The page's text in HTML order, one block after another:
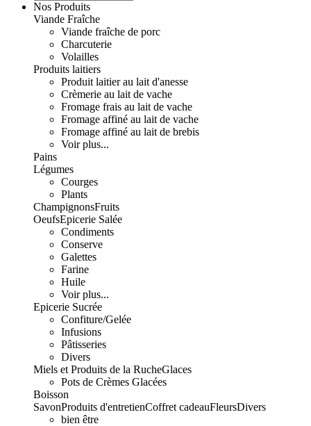
Nos Produits
Viande Fraîche
Viande fraîche de porc
Charcuterie
Volailles
Produits laitiers
Produit laitier au lait d'anesse
Crèmerie au lait de vache
Fromage frais au lait de vache
Fromage affiné au lait de vache
Fromage affiné au lait de brebis
Voir plus...
Pains
Légumes
Courges
Plants
ChampignonsFruits
OeufsEpicerie Salée
Condiments
Conserve
Galettes
Farine
Huile
Voir plus...
Epicerie Sucrée
Confiture/Gelée
Infusions
Pâtisseries
Divers
Miels et Produits de la RucheGlaces
Pots de Crèmes Glacées
Boisson
SavonProduits d'entretienCoffret cadeauFleursDivers
bien être